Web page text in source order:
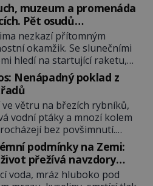
muzeum a promenáda
Pět osudů
raketoplánů
nezkazí přítomným
okamžik. Se slunečními
hledí na startující raketu,
má do vesmíru vynést kromě
také obyčejnou učitelku.
sekundách všem
úsměvy, stroj totiž
Jejich konstrukce není
kraje, daňové poplatníky
dolarů. Na druhou
zvládnou jen představitelné
malé kousky Název:
První […]
Nenápadný poklad z
ve větru na březích rybníků,
vodní ptáky a mnozí kolem
bez povšimnutí.
právě rákos pomáhal stavět
vyrábět lodě, zapisovat první
a inspiroval řadu pověstí.
ale užitečná
podmínky na Zemi:
přežívá navzdory
voda, mráz hluboko pod